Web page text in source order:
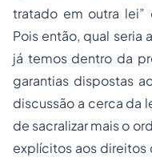
tratado em outra lei”
Pois então, qual seria
já temos dentro da
garantias dispostas
discussão a cerca da
de sacralizar mais o
explícitos aos direitos